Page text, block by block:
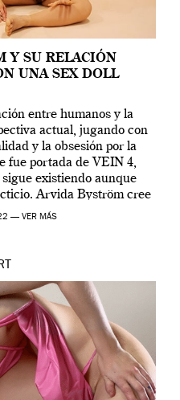
Y SU RELACIÓN
UNA SEX DOLL
entre humanos y la
actual, jugando con
y la obsesión por la
fue portada de VEIN 4,
existiendo aunque
Arvida Byström cree
un complejo […]
— VER MÁS